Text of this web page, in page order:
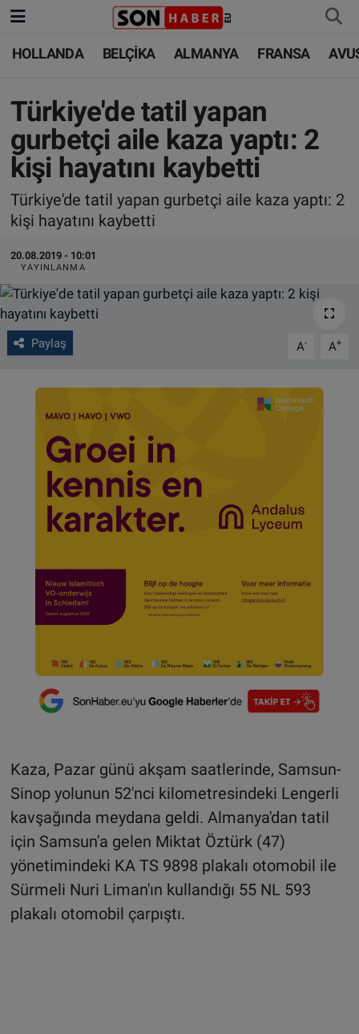
HOLLANDA BELÇİKA ALMANYA FRANSA
Türkiye'de tatil yapan
gurbetçi aile kaza yaptı: 2
kişi hayatını kaybetti
Türkiye'de tatil yapan gurbetçi aile kaza yaptı: 2
kişi hayatını kaybetti
20.08.2019 - 10:01
YAYINLANMA
Paylaş A- A+
Kaza, Pazar günü akşam saatlerinde, Samsun-
Sinop yolunun 52'nci kilometresindeki Lengerli
kavşağında meydana geldi. Almanya'dan tatil
için Samsun'a gelen Miktat Öztürk (47)
yönetimindeki KA TS 9898 plakalı otomobil ile
Sürmeli Nuri Liman'ın kullandığı 55 NL 593
plakalı otomobil çarpıştı.
HOLLANDA
BELÇİKA
ALMANYA
FRANSA
AVUSTURYA
SAĞLIK - YAŞAM
BİLİM-TEKNOLOJİ
HOLLANDA
BELÇİKA
ALMANYA
TÜRKİYE
DÜNYA
BİLİM-TEKNOLOJİ
SAĞLIK
FOTO GALERİ
VIDEO GALERİ
CONTACT
Çerez Politikası
Nöbetçi Eczaneler
Hava Durumu
Trafik Durumu
Süper Lig Puan Durumu ve Fikstür
Tüm Manşetler
Son Dakika Haberleri
Haber Arşivi